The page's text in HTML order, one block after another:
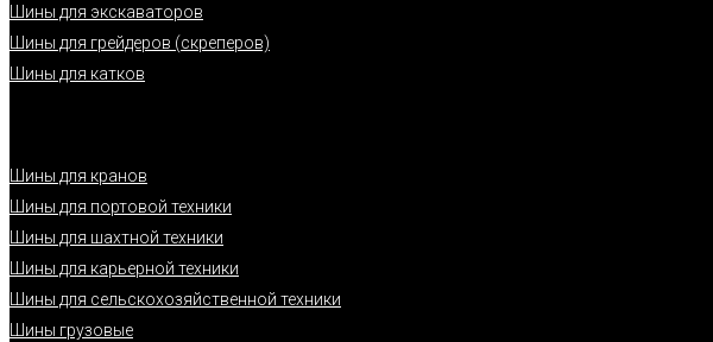
Шины для экскаваторов
Шины для грейдеров (скреперов)
Шины для катков
Шины для кранов
Шины для портовой техники
Шины для шахтной техники
Шины для карьерной техники
Шины для сельскохозяйственной техники
Шины грузовые